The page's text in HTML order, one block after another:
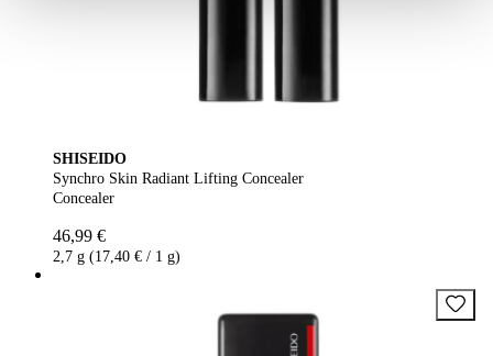
SHISEIDO
Synchro Skin Radiant Lifting Concealer
Concealer
46,99 €
2,7 g (17,40 € / 1 g)